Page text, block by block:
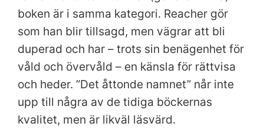
boken är i samma kategori. Reacher gör
som han blir tillsagd, men vägrar att bli
duperad och har – trots sin benägenhet för
våld och övervåld – en känsla för rättvisa
och heder. ”Det åttonde namnet” når inte
upp till några av de tidiga böckernas
kvalitet, men är likväl läsvärd.